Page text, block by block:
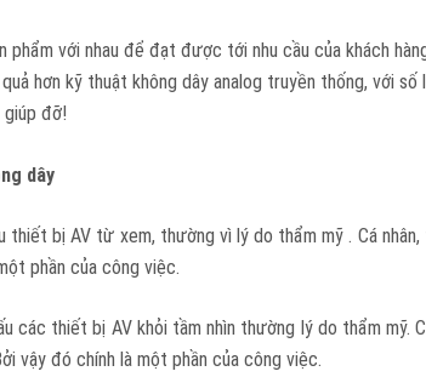
với nhau để đạt được tới nhu cầu của khách
hơn kỹ thuật không dây analog truyền thống, với
giúp đỡ!
dây
bị AV từ xem, thường vì lý do thẩm mỹ . Cá
phần của công việc.
thiết bị AV khỏi tầm nhìn thường lý do thẩm mỹ.
vậy đó chính là một phần của công việc.